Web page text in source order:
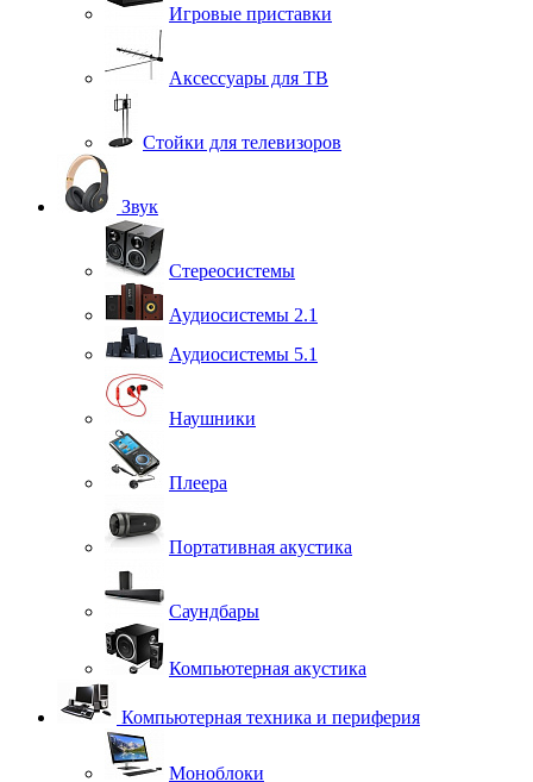
Игровые приставки
Аксессуары для ТВ
Стойки для телевизоров
Звук
Стереосистемы
Аудиосистемы 2.1
Аудиосистемы 5.1
Наушники
Плеера
Портативная акустика
Саундбары
Компьютерная акустика
Компьютерная техника и периферия
Моноблоки